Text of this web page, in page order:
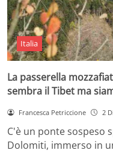
Italia
La passerella
sembra il Tibet ma
Francesca Petriccione 2
C'è un ponte sospeso
Dolomiti, immerso in